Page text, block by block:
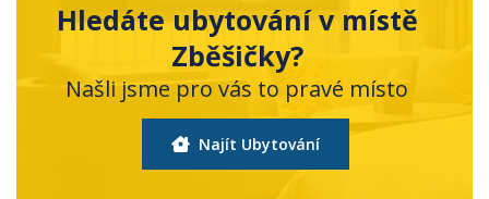
Hledáte ubytování v místě
Zběšičky?
Našli jsme pro vás to pravé místo
Najít Ubytování